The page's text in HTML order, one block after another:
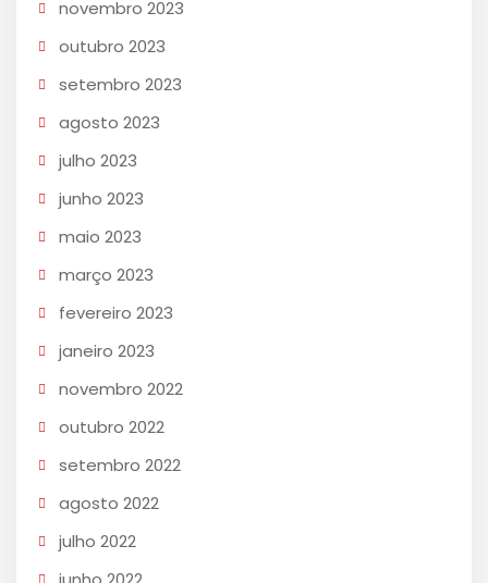
novembro 2023
outubro 2023
setembro 2023
agosto 2023
julho 2023
junho 2023
maio 2023
março 2023
fevereiro 2023
janeiro 2023
novembro 2022
outubro 2022
setembro 2022
agosto 2022
julho 2022